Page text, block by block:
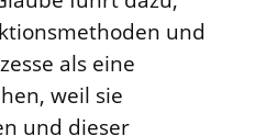
und
als eine
weil sie
und dieser